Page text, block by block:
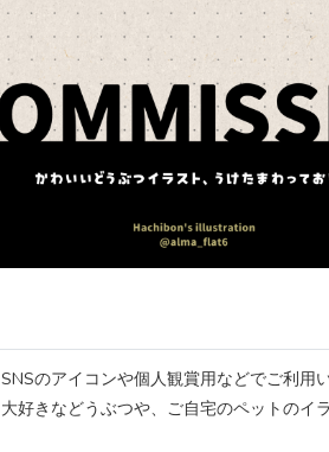
SNSのアイコンや個人観賞用などでご利用
大好きなどうぶつや、ご自宅のペットのイ